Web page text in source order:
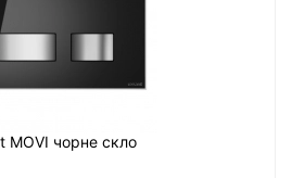
MOVI чорне скло